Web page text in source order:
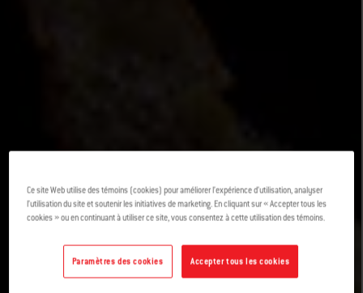
Ce site Web utilise des témoins (cookies) pour améliorer l’expérience d’utilisation, analyser
l’utilisation du site et soutenir les initiatives de marketing. En cliquant sur « Accepter tous les
cookies » ou en continuant à utiliser ce site, vous consentez à cette utilisation des témoins.
Accepter tous les cookies
Paramètres des cookies